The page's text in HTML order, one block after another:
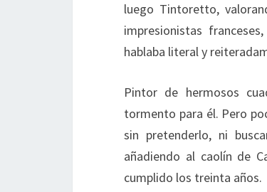
luego Tintoretto,
impresionistas
hablaba literal y
Pintor de hermosos
tormento para él. Pero
sin pretenderlo, ni
añadiendo al caolín de
cumplido los treinta años.